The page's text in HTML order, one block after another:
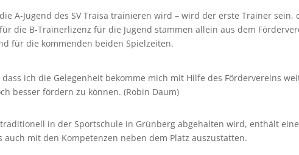
A-Jugend des SV Traisa trainieren wird – wird der erste Trainer
die B-Trainerlizenz für die Jugend stammen allein aus dem
für die kommenden beiden Spielzeiten.
ich die Gelegenheit bekomme mich mit Hilfe des Fördervereins
besser fördern zu können. (Robin Daum)
in der Sportschule in Grünberg abgehalten wird, enthält
auch mit den Kompetenzen neben dem Platz auszustatten.